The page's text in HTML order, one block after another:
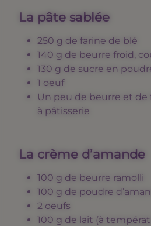
La pâte sablée
250 g de farine de blé
140 g de beurre froid,
130 g de sucre en
1 oeuf
Un peu de beurre et de
à pâtisserie
La crème d’amande
100 g de beurre ramolli
100 g de poudre
2 oeufs
100 g de lait (à